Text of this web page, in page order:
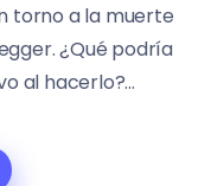
torno a la muerte
¿Qué podría
al hacerlo?...